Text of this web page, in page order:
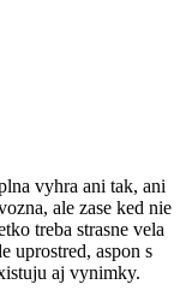
vyhra ani tak, ani
ale zase ked nie
treba strasne vela
uprostred, aspon s
aj vynimky.